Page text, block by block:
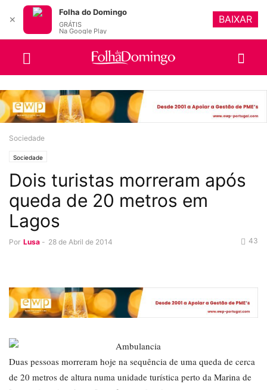
Sociedade
Sociedade
Dois turistas morreram após
queda de 20 metros em
Lagos
Por Lusa - 28 de Abril de 2014 43
Duas pessoas morreram hoje na sequência de uma queda de cerca
de 20 metros de altura numa unidade turística perto da Marina de
✕
Folha do Domingo
GRÁTIS
Na Google Play
BAIXAR